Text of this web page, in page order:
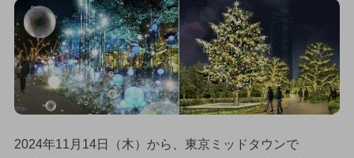
2024年11月14日（木）から、東京ミッドタウンで